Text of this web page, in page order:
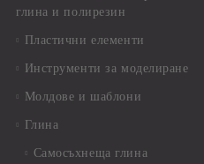
глина и полирезин
Пластични елементи
Инструменти за моделиране
Молдове и шаблони
Глина
Самосъхнеща глина